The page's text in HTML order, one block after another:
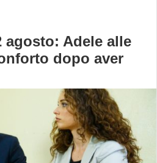
agosto: Adele alle
dopo aver